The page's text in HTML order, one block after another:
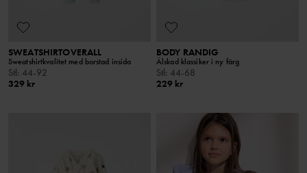
SWEATSHIRTOVERALL
Sweatshirtkvalitet med borstad insida
Stl: 44-92
329 kr
BODY RANDIG
Älskad klassiker i ny färg
Stl: 44-68
229 kr